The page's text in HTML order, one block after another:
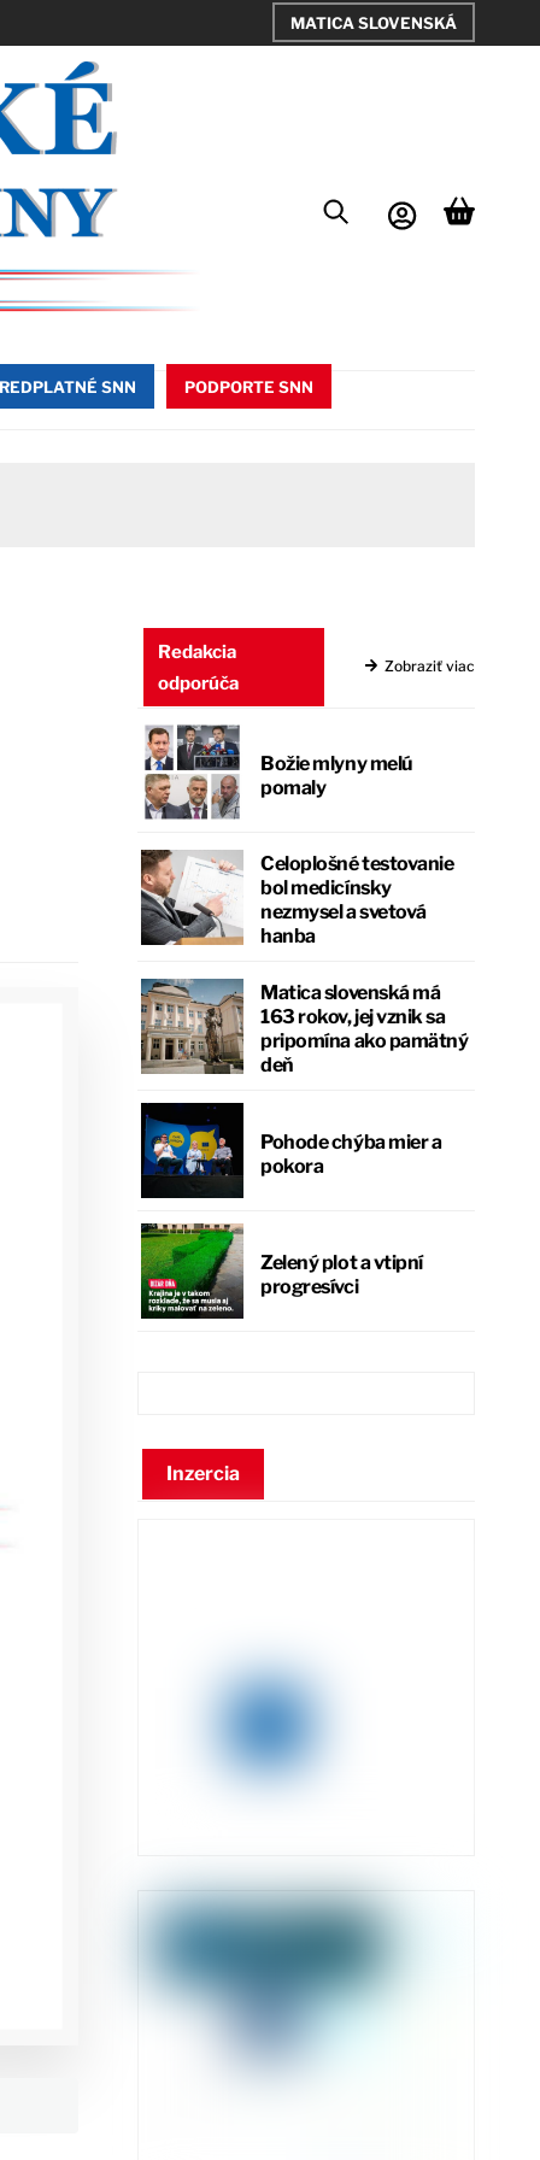
MATICA SLOVENSKÁ
SNN PODPORTE SNN
Redakcia
odporúča
Zobraziť viac
Božie mlyny melú
pomaly
Celoplošné testovanie
bol medicínsky
nezmysel a svetová
hanba
Matica slovenská má
163 rokov, jej vznik sa
pripomína ako pamätný
deň
Pohode chýba mier a
pokora
Zelený plot a vtipní
progresívci
Inzercia